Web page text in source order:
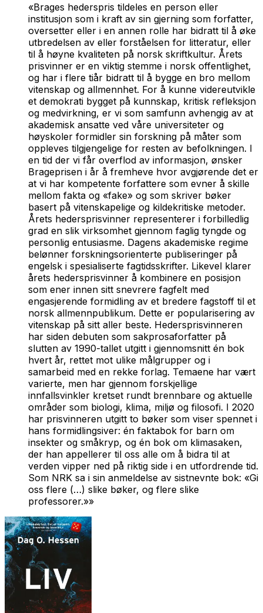
«Brages hederspris tildeles en person eller
institusjon som i kraft av sin gjerning som forfatter,
oversetter eller i en annen rolle har bidratt til å øke
utbredelsen av eller forståelsen for litteratur, eller
til å høyne kvaliteten på norsk skriftkultur. Årets
prisvinner er en viktig stemme i norsk offentlighet,
og har i flere tiår bidratt til å bygge en bro mellom
vitenskap og allmennhet. For å kunne videreutvikle
et demokrati bygget på kunnskap, kritisk refleksjon
og medvirkning, er vi som samfunn avhengig av at
akademisk ansatte ved våre universiteter og
høyskoler formidler sin forskning på måter som
oppleves tilgjengelige for resten av befolkningen. I
en tid der vi får overflod av informasjon, ønsker
Brageprisen i år å fremheve hvor avgjørende det er
at vi har kompetente forfattere som evner å skille
mellom fakta og «fake» og som skriver bøker
basert på vitenskapelige og kildekritiske metoder.
Årets hedersprisvinner representerer i forbilledlig
grad en slik virksomhet gjennom faglig tyngde og
personlig entusiasme. Dagens akademiske regime
belønner forskningsorienterte publiseringer på
engelsk i spesialiserte fagtidsskrifter. Likevel klarer
årets hedersprisvinner å kombinere en posisjon
som ener innen sitt snevrere fagfelt med
engasjerende formidling av et bredere fagstoff til et
norsk allmennpublikum. Dette er popularisering av
vitenskap på sitt aller beste. Hedersprisvinneren
har siden debuten som sakprosaforfatter på
slutten av 1990-tallet utgitt i gjennomsnitt én bok
hvert år, rettet mot ulike målgrupper og i
samarbeid med en rekke forlag. Temaene har vært
varierte, men har gjennom forskjellige
innfallsvinkler kretset rundt brennbare og aktuelle
områder som biologi, klima, miljø og filosofi. I 2020
har prisvinneren utgitt to bøker som viser spennet i
hans formidlingsiver: én faktabok for barn om
insekter og småkryp, og én bok om klimasaken,
der han appellerer til oss alle om å bidra til at
verden vipper ned på riktig side i en utfordrende tid.
Som NRK sa i sin anmeldelse av sistnevnte bok: «Gi
oss flere (…) slike bøker, og flere slike
professorer.»»